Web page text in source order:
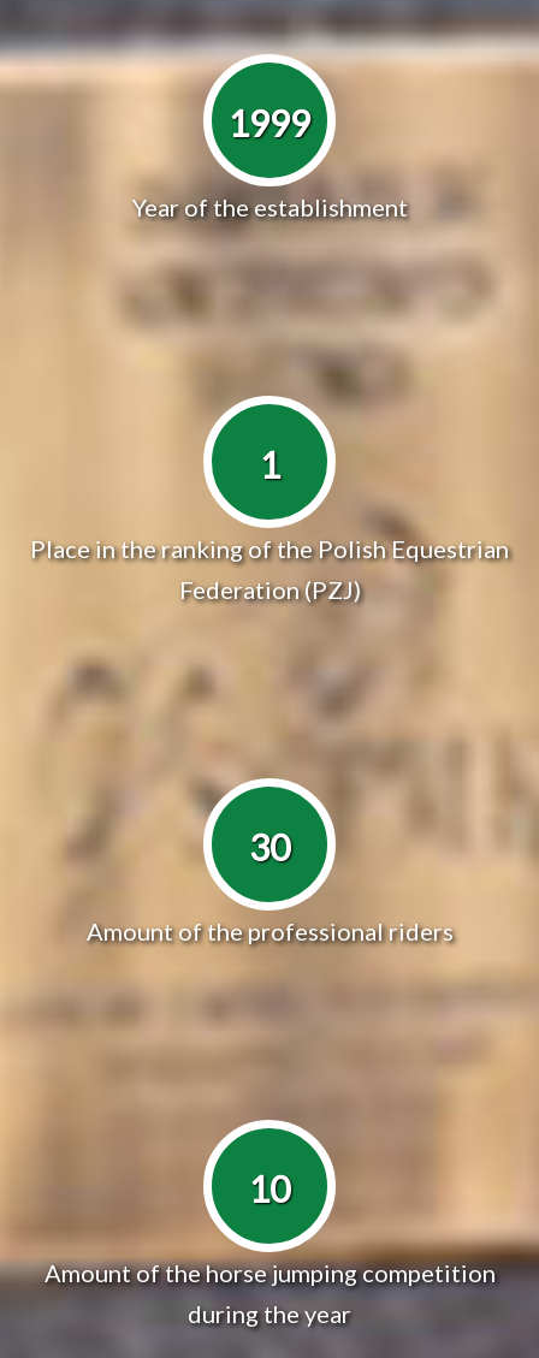
1999
Year of the establishment
1
Place in the ranking of the Polish Equestrian
Federation (PZJ)
30
Amount of the professional riders
10
Amount of the horse jumping competition
during the year